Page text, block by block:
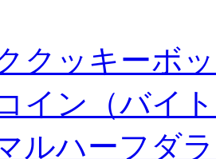
クッキーボ
イン（バイ
ルハーフダ